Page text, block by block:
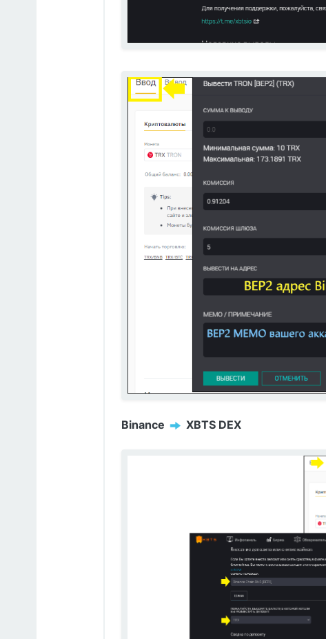
Binance ️ XBTS DEX